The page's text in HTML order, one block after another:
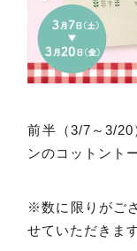
前半（3/7～3/
ンのコットント
※数に限りがご
せていただきます